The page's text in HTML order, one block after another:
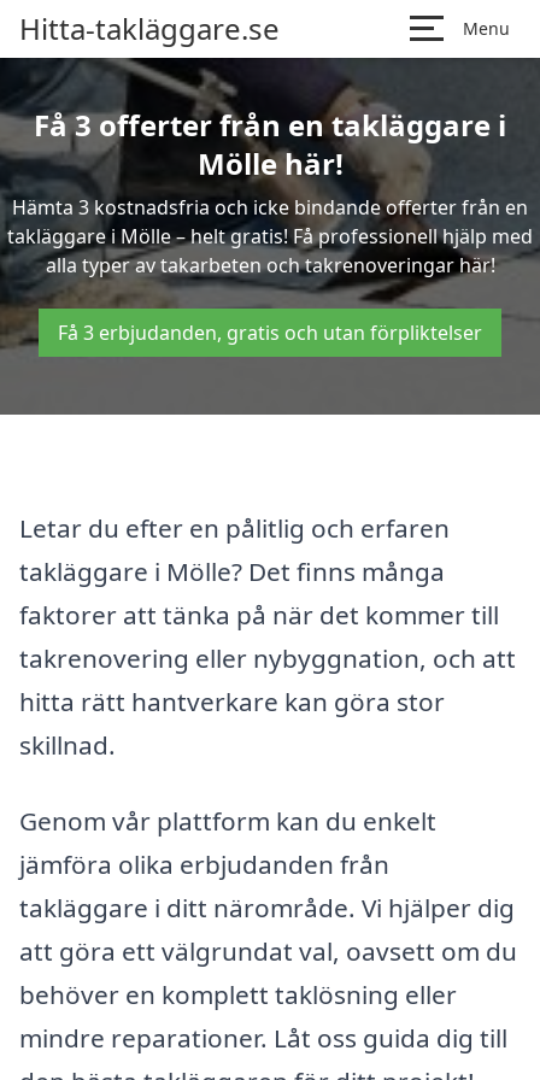
Hitta-takläggare.se Menu
Få 3 offerter från en takläggare i
Mölle här!
Hämta 3 kostnadsfria och icke bindande offerter från en
takläggare i Mölle – helt gratis! Få professionell hjälp med
alla typer av takarbeten och takrenoveringar här!
Få 3 erbjudanden, gratis och utan förpliktelser
Letar du efter en pålitlig och erfaren
takläggare i Mölle? Det finns många
faktorer att tänka på när det kommer till
takrenovering eller nybyggnation, och att
hitta rätt hantverkare kan göra stor
skillnad.
Genom vår plattform kan du enkelt
jämföra olika erbjudanden från
takläggare i ditt närområde. Vi hjälper dig
att göra ett välgrundat val, oavsett om du
behöver en komplett taklösning eller
mindre reparationer. Låt oss guida dig till